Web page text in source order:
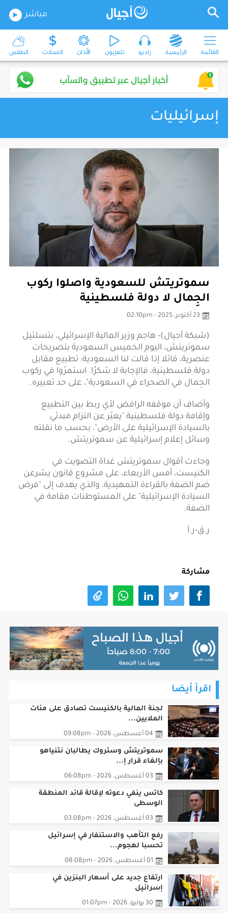
مباشر
القائمة الرئيسية راديو تلفزيون الأذان العملات الطقس
إسرائيليات
سموتريتش للسعودية واصلوا ركوب
الجِمال لا دولة فلسطينية
23 أكتوبر، 2025 - 02:10pm
(شبكة أجيال)- هاجم وزير المالية الإسرائيلي، بتسلئيل
سموتريتش، اليوم الخميس السعودية بتصريحات
عنصرية، قائلا إذا قالت لنا السعودية: تطبيع مقابل
دولة فلسطينية، فالإجابة لا شكرًا. استمرّوا في ركوب
الجِمال في الصحراء في السعودية"، على حد تعبيره.
وأضاف أن موقفه الرافض لأي ربط بين التطبيع
وإقامة دولة فلسطينية "يعبّر عن التزام مبدئي
بالسيادة الإسرائيلية على الأرض"، بحسب ما نقلته
وسائل إعلام إسرائيلية عن سموتريتش.
وجاءت أقوال سموتريتش غداة التصويت في
الكنيست، أمس الأربعاء، على مشروع قانون يشرعن
ضم الضفة بالقراءة التمهيدية، والذي يهدف إلى "فرض
السيادة الإسرائيلية" على المستوطنات مقامة في
الضفة.
ر.ق-ر.أ
مشاركة
اقرأ أيضا
لجنة المالية بالكنيست تصادق على مئات
الملايين...
04 أغسطس، 2026 - 09:08pm
سموتريتش وستروك يطالبان نتنياهو
بإلغاء قرار إ...
03 أغسطس، 2026 - 06:08pm
كاتس ينفي دعوته لإقالة قائد المنطقة
الوسطى
03 أغسطس، 2026 - 03:08pm
رفع التأهب والاستنفار في إسرائيل
تحسبا لهجوم...
01 أغسطس، 2026 - 08:08pm
ارتفاع جديد على أسعار البنزين في
إسرائيل
30 يوليو، 2026 - 01:07pm